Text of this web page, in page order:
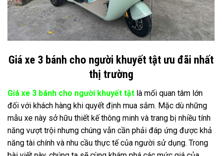
Giá xe 3 bánh cho người khuyết tật ưu đãi nhất
thị trường
Giá xe 3 bánh cho người khuyết tật là mối quan tâm lớn
đối với khách hàng khi quyết định mua sắm. Mặc dù những
mẫu xe này sở hữu thiết kế thông minh và trang bị nhiều tính
năng vượt trội nhưng chúng vẫn cần phải đáp ứng được khả
năng tài chính và nhu cầu thực tế của người sử dụng. Trong